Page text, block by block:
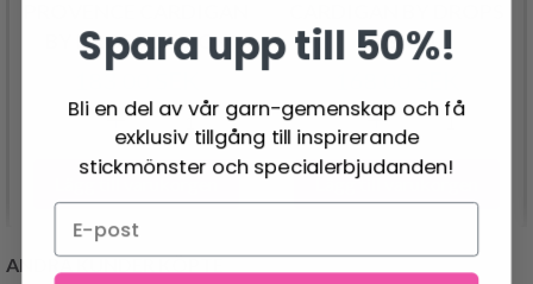
BY DROPS DESIGN
183.00 SEK
DESIGN
Lägg till varukorgen
ANDRA KUNDER KÖPTE
Spara upp till 50%!
Bli en del av vår garn-gemenskap och få
exklusiv tillgång till inspirerande
stickmönster och specialerbjudanden!